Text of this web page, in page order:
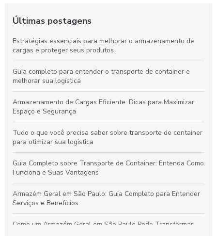
Últimas postagens
Estratégias essenciais para melhorar o armazenamento de
cargas e proteger seus produtos
Guia completo para entender o transporte de container e
melhorar sua logística
Armazenamento de Cargas Eficiente: Dicas para Maximizar
Espaço e Segurança
Tudo o que você precisa saber sobre transporte de container
para otimizar sua logística
Guia Completo sobre Transporte de Container: Entenda Como
Funciona e Suas Vantagens
Armazém Geral em São Paulo: Guia Completo para Entender
Serviços e Benefícios
Como um Armazém Geral em São Paulo Pode Transformar